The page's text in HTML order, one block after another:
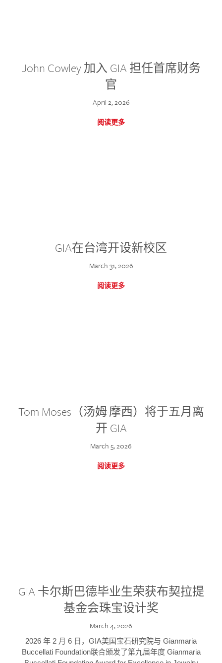
John Cowley 加入 GIA 担任首席财务
官
April 2, 2026
阅读更多
GIA在台湾开设新校区
March 31, 2026
阅读更多
Tom Moses（汤姆·摩西）将于五月离
开 GIA
March 5, 2026
阅读更多
GIA 卡尔斯巴德毕业生荣获布契拉提
基金会珠宝设计奖
March 4, 2026
2026 年 2 月 6 日，GIA美国宝石研究院与 Gianmaria
Buccellati Foundation联合颁发了第九届年度 Gianmaria